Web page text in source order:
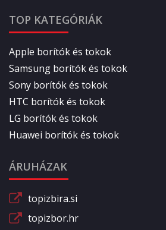
TOP KATEGÓRIÁK
Apple borítók és tokok
Samsung borítók és tokok
Sony borítók és tokok
HTC borítók és tokok
LG borítók és tokok
Huawei borítók és tokok
ÁRUHÁZAK
topizbira.si
topizbor.hr